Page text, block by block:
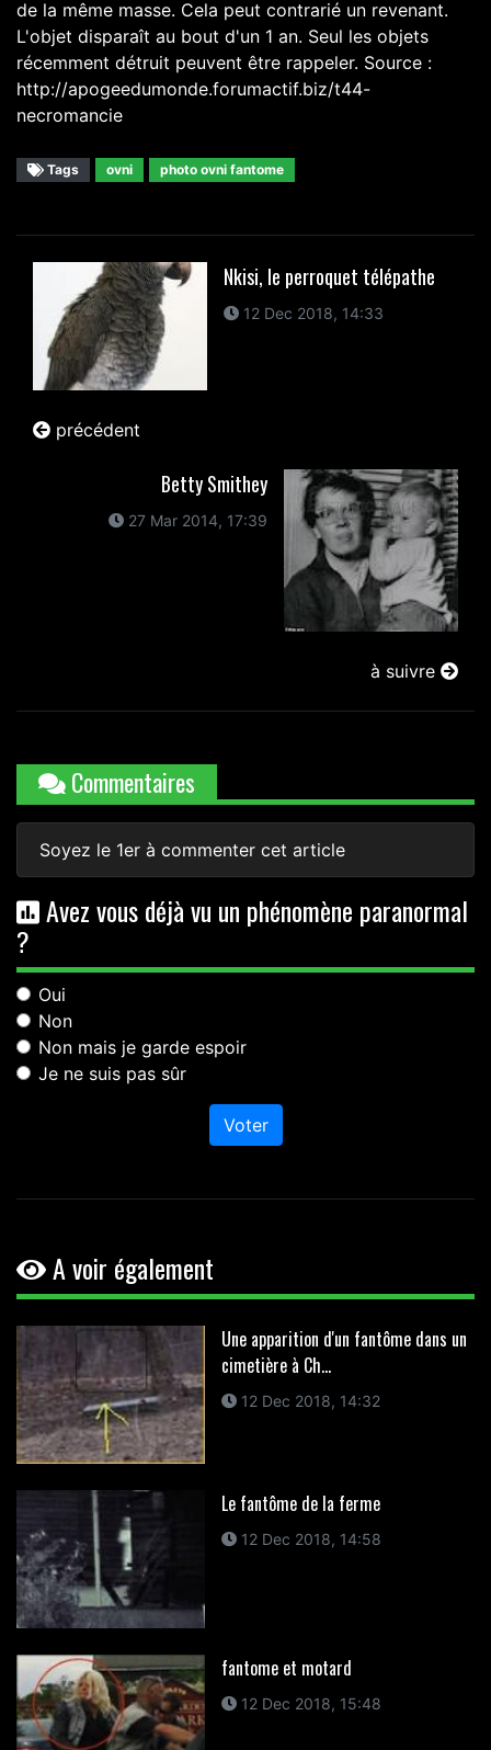
Tags ovni photo ovni fantome
Nkisi, le perroquet télépathe
12 Dec 2018, 14:33
précédent
Betty Smithey
27 Mar 2014, 17:39
à suivre
Commentaires
Soyez le 1er à commenter cet article
Avez vous déjà vu un phénomène paranormal
?
Oui
Non
Non mais je garde espoir
Je ne suis pas sûr
Voter
A voir également
Une apparition d'un fantôme dans un
cimetière à Ch...
12 Dec 2018, 14:32
Le fantôme de la ferme
12 Dec 2018, 14:58
fantome et motard
12 Dec 2018, 15:48